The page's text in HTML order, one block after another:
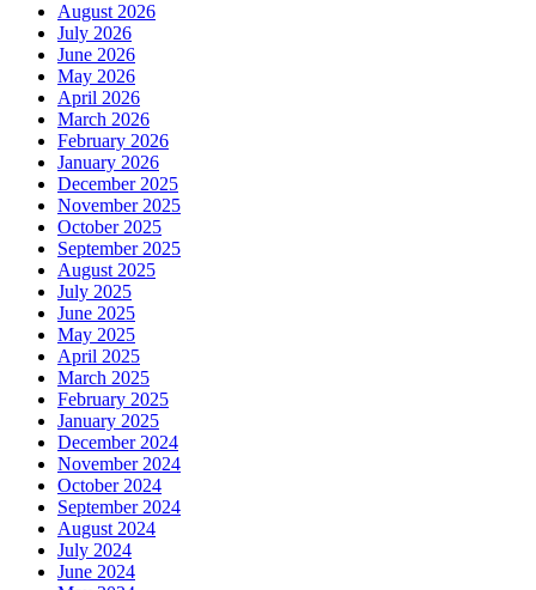
August 2026
July 2026
June 2026
May 2026
April 2026
March 2026
February 2026
January 2026
December 2025
November 2025
October 2025
September 2025
August 2025
July 2025
June 2025
May 2025
April 2025
March 2025
February 2025
January 2025
December 2024
November 2024
October 2024
September 2024
August 2024
July 2024
June 2024